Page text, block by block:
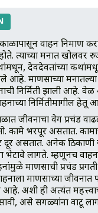
वाहन निर्माण
त्याच्या मनात खोलवर
देवदेवतांच्या
आहे. माणसाच्या मनातल्या
निर्मिती झाली आहे.
निर्मितीमागील हेतू
जीवनाचा वेग प्रचंड
कामे भरपूर असतात.
दूर असतात. अनेक ठिकाणी
लागते. म्हणूनच
माणसाची प्रचंड
माणसाच्या जीवनात
अशी ही अत्यंत
असे सगळ्यांना वाटू